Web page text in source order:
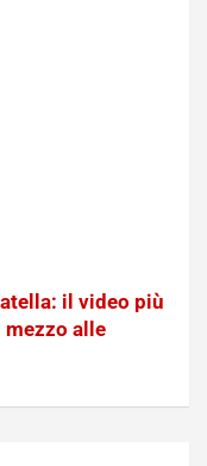
il video più
mezzo alle